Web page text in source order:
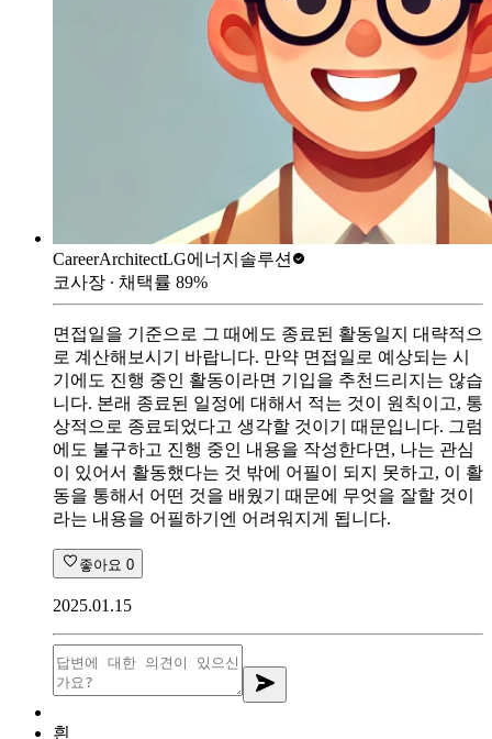
CareerArchitectLG에너지솔루션
코사장 ∙ 채택률 89%
면접일을 기준으로 그 때에도 종료된 활동일지 대략적으
로 계산해보시기 바랍니다. 만약 면접일로 예상되는 시
기에도 진행 중인 활동이라면 기입을 추천드리지는 않습
니다. 본래 종료된 일정에 대해서 적는 것이 원칙이고, 통
상적으로 종료되었다고 생각할 것이기 때문입니다. 그럼
에도 불구하고 진행 중인 내용을 작성한다면, 나는 관심
이 있어서 활동했다는 것 밖에 어필이 되지 못하고, 이 활
동을 통해서 어떤 것을 배웠기 때문에 무엇을 잘할 것이
라는 내용을 어필하기엔 어려워지게 됩니다.
좋아요 0
2025.01.15
흰